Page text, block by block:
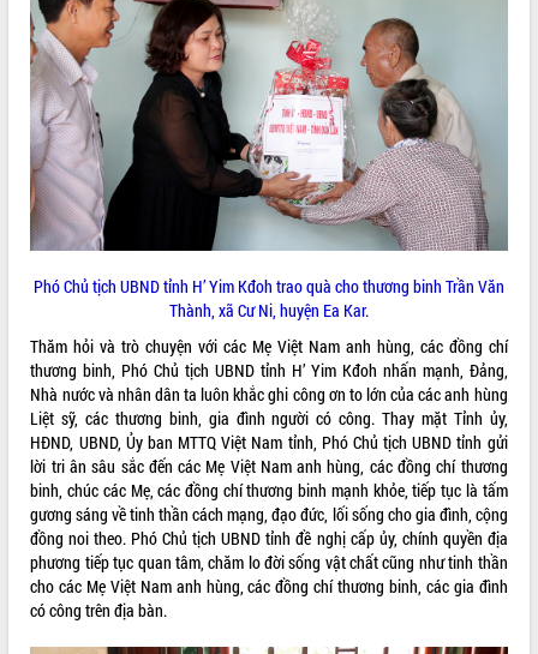
VIDEO
Khám bệnh, cấp phát thuốc miễn phí
và tặng quà người dân xã Cư Pui
tháng 7/2026
Lễ truy tặng danh hiệu “Bà Mẹ Việt
Nam Anh hùng” và trao Huân chương
Lao động
UBND tỉnh Đắk Lắk triển khai nhiệm
vụ 6 tháng cuối năm 2026
Kỳ họp thứ Hai, Hội đồng nhân dân
tỉnh khóa XI quyết nghị nhiều nội dung
quan trọng
Bí thư Tỉnh ủy Lương Nguyễn Minh
Triết thăm, tặng quà người có công với
cách mạng
ALBUM ẢNH
Phó Chủ tịch UBND tỉnh H’ Yim Kđoh trao quà cho thương binh Trần Văn
Thành, xã Cư Ni, huyện Ea Kar.
Thăm hỏi và trò chuyện với các Mẹ Việt Nam anh hùng, các đồng chí
thương binh, Phó Chủ tịch UBND tỉnh H’ Yim Kđoh nhấn mạnh, Đảng,
Nhà nước và nhân dân ta luôn khắc ghi công ơn to lớn của các anh hùng
Liệt sỹ, các thương binh, gia đình người có công. Thay mặt Tỉnh ủy,
HĐND, UBND, Ủy ban MTTQ Việt Nam tỉnh, Phó Chủ tịch UBND tỉnh gửi
lời tri ân sâu sắc đến các Mẹ Việt Nam anh hùng, các đồng chí thương
binh, chúc các Mẹ, các đồng chí thương binh mạnh khỏe, tiếp tục là tấm
gương sáng về tinh thần cách mạng, đạo đức, lối sống cho gia đình, cộng
đồng noi theo. Phó Chủ tịch UBND tỉnh đề nghị cấp ủy, chính quyền địa
phương tiếp tục quan tâm, chăm lo đời sống vật chất cũng như tinh thần
cho các Mẹ Việt Nam anh hùng, các đồng chí thương binh, các gia đình
có công trên địa bàn.